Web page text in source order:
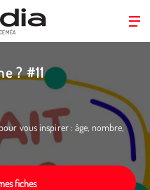
? #11
vous inspirer : âge, nombre,
fiches